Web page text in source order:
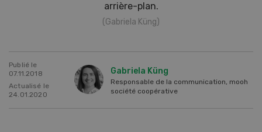
arrière-plan.
(Gabriela Küng)
Publié le
07.11.2018
Actualisé le
24.01.2020
Gabriela Küng
Responsable de la communication, mooh
société coopérative